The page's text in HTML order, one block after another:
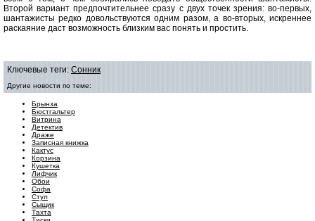
Второй вариант предпочтительнее сразу с двух точек зрения: во-первых,
шантажисты редко довольствуются одним разом, а во-вторых, искреннее
раскаяние даст возможность близким вас понять и простить.
Ключевые теги: Сонник
Другие новости по теме:
Брынза
Бюстгальтер
Витрина
Детектив
Драже
Записная книжка
Кактус
Корзина
Кушетка
Лифчик
Обои
Софа
Стул
Сыщик
Тахта